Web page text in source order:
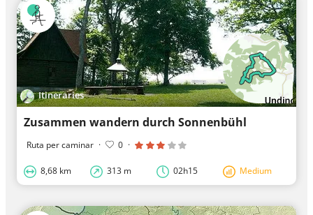
Itineraries
Zusammen wandern durch Sonnenbühl
Ruta per caminar · 0 ·
8,68 km 313 m 02h15 Medium